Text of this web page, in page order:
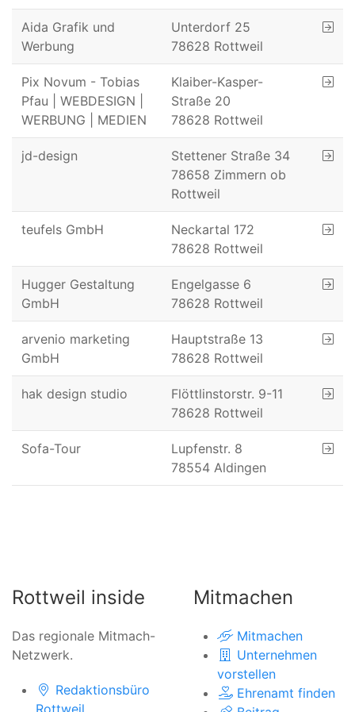
Aida Grafik und
Werbung
Unterdorf 25
78628 Rottweil
Pix Novum - Tobias
Pfau | WEBDESIGN |
WERBUNG | MEDIEN
Klaiber-Kasper-
Straße 20
78628 Rottweil
jd-design
Stettener Straße 34
78658 Zimmern ob
Rottweil
teufels GmbH
Neckartal 172
78628 Rottweil
Hugger Gestaltung
GmbH
Engelgasse 6
78628 Rottweil
arvenio marketing
GmbH
Hauptstraße 13
78628 Rottweil
hak design studio
Flöttlinstorstr. 9-11
78628 Rottweil
Sofa-Tour
Lupfenstr. 8
78554 Aldingen
Rottweil inside
Das regionale Mitmach-
Netzwerk.
Redaktionsbüro
Rottweil
Mitmachen
Mitmachen
Unternehmen
vorstellen
Ehrenamt finden